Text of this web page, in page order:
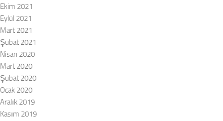
Ekim 2021
Eylül 2021
Mart 2021
Şubat 2021
Nisan 2020
Mart 2020
Şubat 2020
Ocak 2020
Aralık 2019
Kasım 2019